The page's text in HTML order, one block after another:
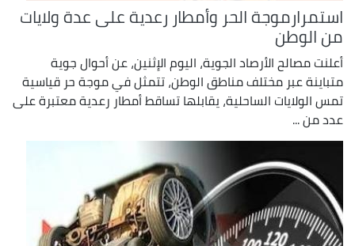
استمرارموجة الحر وأمطار رعدية على عدة ولايات
من الوطن
أعلنت مصالح الأرصاد الجوية، اليوم الإثنين، عن أحوال جوية
متباينة عبر مختلف مناطق الوطن، تتمثل في موجة حر قياسية
تمس الولايات الساحلية، يقابلها تساقط أمطار رعدية معتبرة على
عدد من ...